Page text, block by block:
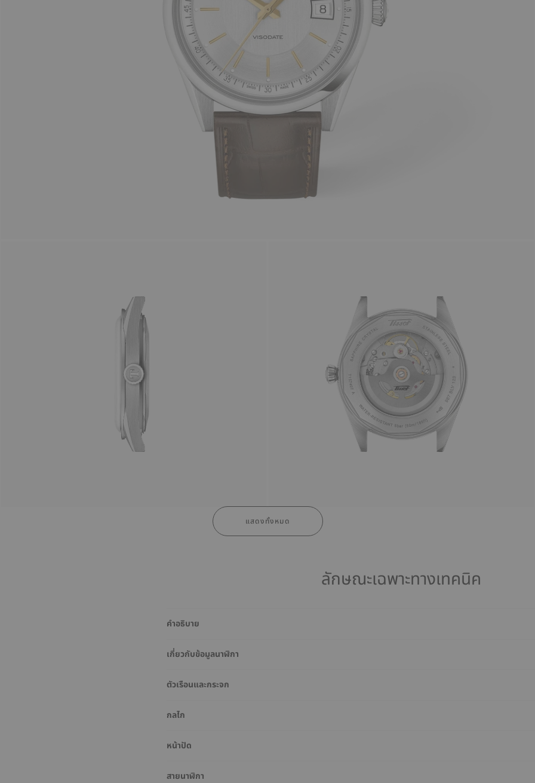
แสดงทั้งหมด
ลักษณะเฉพาะทางเทคนิค
คำอธิบาย
เกี่ยวกับข้อมูลนาฬิกา
ตัวเรือนและกระจก
กลไก
หน้าปัด
สายนาฬิกา